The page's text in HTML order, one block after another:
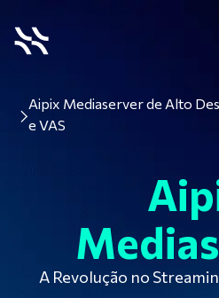
Aipix Mediaserver de Alto
e VAS
A Revolução no